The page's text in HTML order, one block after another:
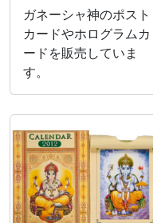
ガネーシャ神のポスト
カードやホログラムカ
ードを販売していま
す。